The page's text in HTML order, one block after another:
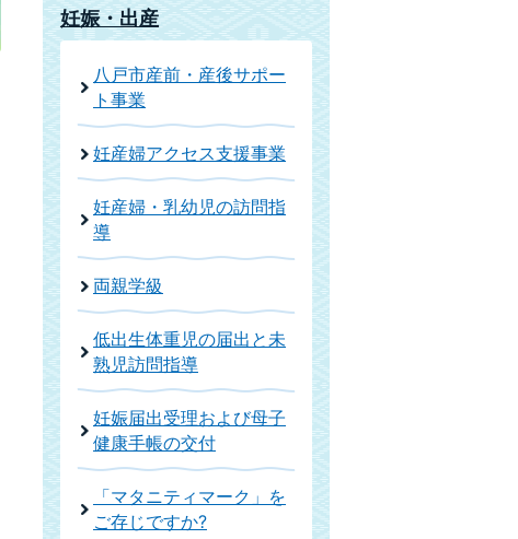
妊娠・出産
八戸市産前・産後サポー
ト事業
妊産婦アクセス支援事業
妊産婦・乳幼児の訪問指
導
両親学級
低出生体重児の届出と未
熟児訪問指導
妊娠届出受理および母子
健康手帳の交付
「マタニティマーク」を
ご存じですか?